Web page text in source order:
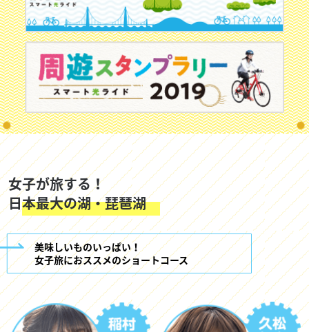
女子が旅する！
日本最大の湖・琵琶湖
美味しいものいっぱい！
女子旅におススメのショートコース